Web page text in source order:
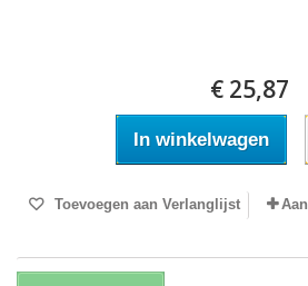
€ 25,87
In winkelwagen
Toevoegen aan Verlanglijst